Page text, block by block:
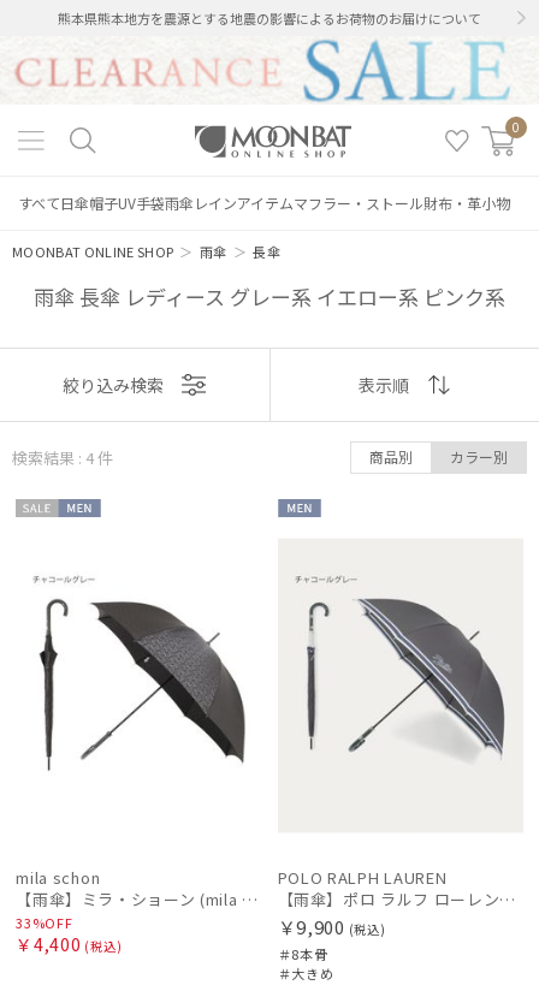
熊本県熊本地方を震源とする地震の影響によるお荷物のお届けについて
0
すべて日傘帽子UV手袋雨傘 レインアイテムマフラー・ストール財布・革小物
MOONBAT ONLINE SHOP ＞雨傘 ＞長傘
雨傘 長傘 レディース グレー系 イエロー系 ピンク系
絞り込み
レディース キッズ
カテゴリー
ブランド
マフラー・ストール・スカーフ
表示
おすすめ
価格の高い
順
価格の低い
順
売上点数順
絞り込み検索 表示順
検索結果 : 4件 商品別 カラー別
mila schon
【雨傘】ミラ・ショーン (mila schon) ロゴジャガード 耐風傘 ジャンプ式 親骨：61～65cm
33%OFF
￥4,400 (税込)
POLO RALPH LAUREN
【雨傘】ポロ ラルフ ローレン（POLO RALPH LAUREN）ボーダー 大きめ65cm
￥9,900 (税込)
＃8本骨
＃大きめ